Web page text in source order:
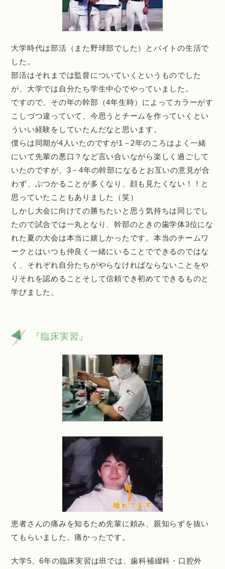
大学時代は部活（また野球部でした）とバイトの生活で
した。
部活はそれまでは監督についていくというものでした
が、大学では自分たち学生中心でやっていました。
ですので、その年の幹部（4年生時）によってカラーがす
こしづつ違っていて、今思うとチームを作っていくとい
ういい経験をしていたんだなと思います。
僕らは同期が4人いたのですが1－2年のころはよく一緒
にいて先輩の悪口？など言い合いながら楽しく過ごして
いたのですが、3－4年の幹部になるとお互いの意見が合
わず、ぶつかることが多くなり、顔も見たくない！！と
思っていたこともありました（笑）
しかし大会に向けての勝ちたいと思う気持ちは同じでし
たので試合では一丸となり、幹部のときの歯学体3位にな
れた夏の大会は本当に嬉しかったです。本当のチームワ
ークとはいつも仲良く一緒にいることでできるのではな
く、それぞれ自分たちがやらなければならないことをや
りそれを認めることそして信頼でき初めてできるものと
学びました。
『臨床実習』
患者さんの痛みを知るため先輩に頼み、親知らずを抜い
てもらいました。痛かったです。
大学5、6年の臨床実習は班では、歯科補綴科・口腔外